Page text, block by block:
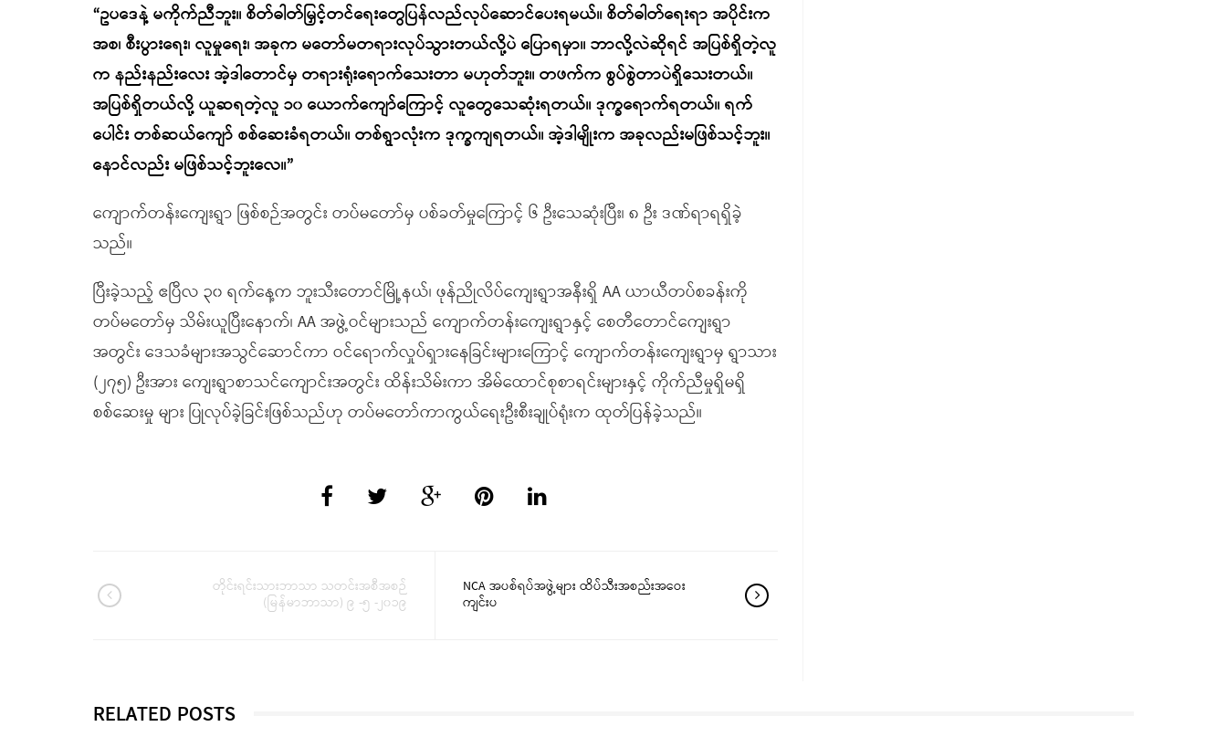
“ဥပဒေနဲ့ မကိုက်ညီဘူး။ စိတ်ဓါတ်မြှင့်တင်ရေးတွေပြန်လည်လုပ်ဆောင်ပေးရမယ်။ စိတ်ဓါတ်ရေးရာ အပိုင်းက
အစ၊ စီးပွားရေး၊ လူမှုရေး၊ အခုက မတော်မတရားလုပ်သွားတယ်လို့ပဲ ပြောရမှာ။ ဘာလို့လဲဆိုရင် အပြစ်ရှိတဲ့လူ
က နည်းနည်းလေး အဲ့ဒါတောင်မှ တရားရုံးရောက်သေးတာ မဟုတ်ဘူး။ တဖက်က စွပ်စွဲတာပဲရှိသေးတယ်။
အပြစ်ရှိတယ်လို့ ယူဆရတဲ့လူ ၁၀ ယောက်ကျော်ကြောင့် လူတွေသေဆုံးရတယ်။ ဒုက္ခရောက်ရတယ်။ ရက်
ပေါင်း တစ်ဆယ်ကျော် စစ်ဆေးခံရတယ်။ တစ်ရွာလုံးက ဒုက္ခကျရတယ်။ အဲ့ဒါမျိုးက အခုလည်းမဖြစ်သင့်ဘူး။
နောင်လည်း မဖြစ်သင့်ဘူးလေ။”
ကျောက်တန်းကျေးရွာ ဖြစ်စဉ်အတွင်း တပ်မတော်မှ ပစ်ခတ်မှုကြောင့် ၆ ဦးသေဆုံးပြီး၊ ၈ ဦး ဒဏ်ရာရရှိခဲ့
သည်။
ပြီးခဲ့သည့် ဧပြီလ ၃၀ ရက်နေ့က ဘူးသီးတောင်မြို့နယ်၊ ဖုန်ညိုလိပ်ကျေးရွာအနီးရှိ AA ယာယီတပ်စခန်းကို
တပ်မတော်မှ သိမ်းယူပြီးနောက်၊ AA အဖွဲ့ဝင်များသည် ကျောက်တန်းကျေးရွာနှင့် စေတီတောင်ကျေးရွာ
အတွင်း ဒေသခံများအသွင်ဆောင်ကာ ဝင်ရောက်လှုပ်ရှားနေခြင်းများကြောင့် ကျောက်တန်းကျေးရွာမှ ရွာသား
(၂၇၅) ဦးအား ကျေးရွာစာသင်ကျောင်းအတွင်း ထိန်းသိမ်းကာ အိမ်ထောင်စုစာရင်းများနှင့် ကိုက်ညီမှုရှိမရှိ
စစ်ဆေးမှု များ ပြုလုပ်ခဲ့ခြင်းဖြစ်သည်ဟု တပ်မတော်ကာကွယ်ရေးဦးစီးချုပ်ရုံးက ထုတ်ပြန်ခဲ့သည်။
တိုင်းရင်းသားဘာသာ သတင်းအစီအစဉ်
(မြန်မာဘာသာ) ၉ -၅ -၂၀၁၉
NCA အပစ်ရပ်အဖွဲ့များ ထိပ်သီးအစည်းအဝေး
ကျင်းပ
RELATED POSTS